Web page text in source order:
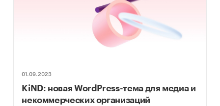
01.09.2023
KiND: новая WordPress-тема для медиа и
некоммерческих организаций